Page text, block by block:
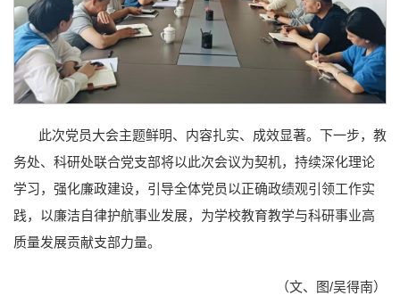
此次党员大会主题鲜明、内容扎实、成效显著。下一步，教
务处、科研处联合党支部将以此次会议为契机，持续深化理论
学习，强化廉政建设，引导全体党员以正确政绩观引领工作实
践，以廉洁自律护航事业发展，为学校教育教学与科研事业高
质量发展贡献支部力量。
（文、图/吴得南）